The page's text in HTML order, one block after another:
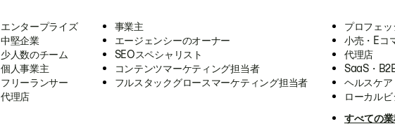
エンタープライズ
中堅企業
少人数のチーム
個人事業主
フリーランサー
代理店
事業主
エージェンシーのオーナー
SEOスペシャリスト
コンテンツマーケティング担当者
フルスタックグロースマーケティング担当者
プロフェ
小売・Eコ
代理店
SaaS・
ヘルスケア
ローカルビ
すべての